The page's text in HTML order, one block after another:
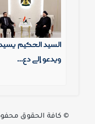
السيد الحكيم يشيد
ويدعو إلى دع...
©️ كافة الحقوق